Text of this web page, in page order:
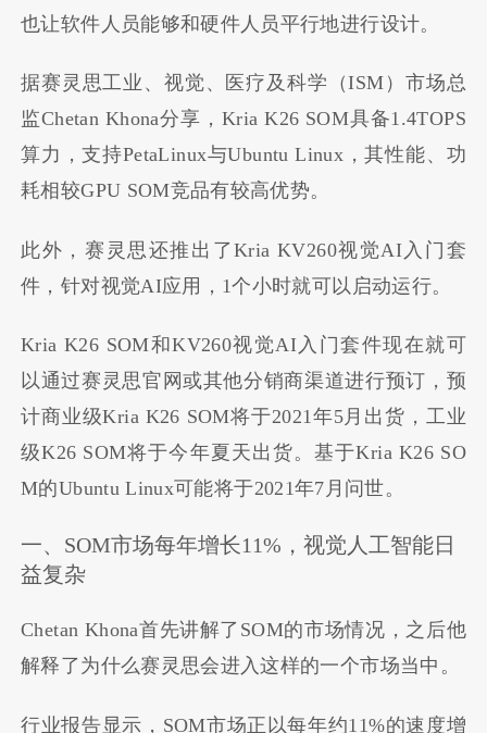
也让软件人员能够和硬件人员平行地进行设计。
据赛灵思工业、视觉、医疗及科学（ISM）市场总
监Chetan Khona分享，Kria K26 SOM具备1.4TOPS
算力，支持PetaLinux与Ubuntu Linux，其性能、功
耗相较GPU SOM竞品有较高优势。
此外，赛灵思还推出了Kria KV260视觉AI入门套
件，针对视觉AI应用，1个小时就可以启动运行。
Kria K26 SOM和KV260视觉AI入门套件现在就可
以通过赛灵思官网或其他分销商渠道进行预订，预
计商业级Kria K26 SOM将于2021年5月出货，工业
级K26 SOM将于今年夏天出货。基于Kria K26 SO
M的Ubuntu Linux可能将于2021年7月问世。
一、SOM市场每年增长11%，视觉人工智能日
益复杂
Chetan Khona首先讲解了SOM的市场情况，之后他
解释了为什么赛灵思会进入这样的一个市场当中。
行业报告显示，SOM市场正以每年约11%的速度增